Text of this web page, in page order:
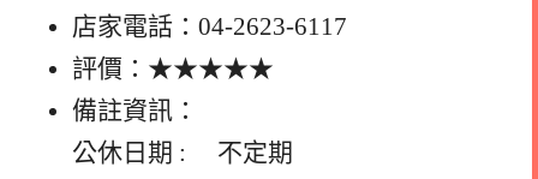
店家電話：04-2623-6117
評價：★★★★★
備註資訊：
公休日期 : 不定期